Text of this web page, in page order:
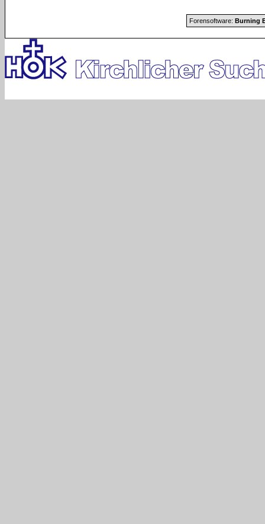
Forensoftware: Burning